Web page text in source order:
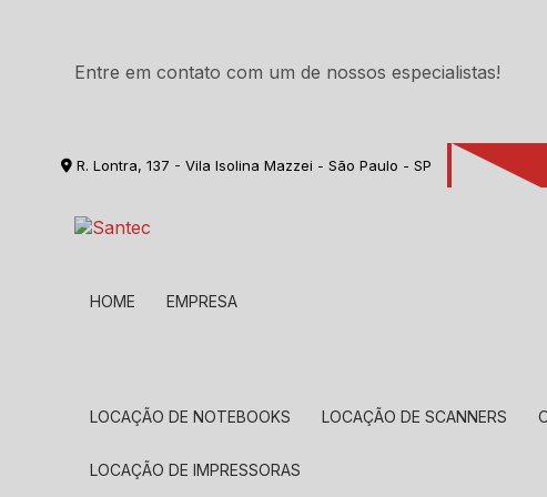
Entre em contato com um de nossos especialistas!
R. Lontra, 137 - Vila Isolina Mazzei - São Paulo - SP
HOME EMPRESA
LOCAÇÃO DE NOTEBOOKS LOCAÇÃO DE SCANNERS
LOCAÇÃO DE IMPRESSORAS